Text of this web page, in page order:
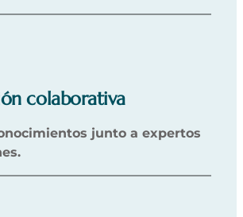
colaborativa
junto a expertos